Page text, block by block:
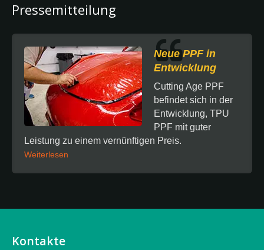
Pressemitteilung
Neue PPF in
Entwicklung
Cutting Age PPF
befindet sich in der
Entwicklung, TPU
PPF mit guter
Leistung zu einem vernünftigen Preis.
Weiterlesen
Kontakte